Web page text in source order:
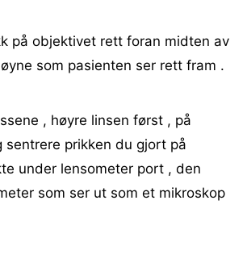
på objektivet rett foran midten av
som pasienten ser rett fram .
, høyre linsen først , på
sentrere prikken du gjort på
under lensometer port , den
som ser ut som et mikroskop